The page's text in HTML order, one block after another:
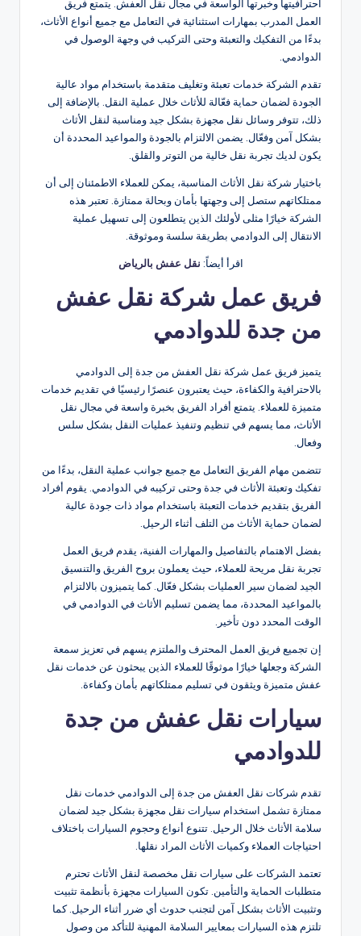
احترافيتها وخبرتها الواسعة في مجال نقل العفش. يتمتع فريق
العمل المدرب بمهارات استثنائية في التعامل مع جميع أنواع الأثاث،
بدءًا من التفكيك والتعبئة وحتى التركيب في وجهة الوصول في
الدوادمي.
تقدم الشركة خدمات تعبئة وتغليف متقدمة باستخدام مواد عالية
الجودة لضمان حماية فعّالة للأثاث خلال عملية النقل. بالإضافة إلى
ذلك، تتوفر وسائل نقل مجهزة بشكل جيد ومناسبة لنقل الأثاث
بشكل آمن وفعّال. يضمن الالتزام بالجودة والمواعيد المحددة أن
يكون لديك تجربة نقل خالية من التوتر والقلق.
باختيار شركة نقل الأثاث المناسبة، يمكن للعملاء الاطمئنان إلى أن
ممتلكاتهم ستصل إلى وجهتها بأمان وبحالة ممتازة. تعتبر هذه
الشركة خيارًا مثلى لأولئك الذين يتطلعون إلى تسهيل عملية
الانتقال إلى الدوادمي بطريقة سلسة وموثوقة.
اقرأ أيضاً: نقل عفش بالرياض
فريق عمل شركة نقل عفش
من جدة للدوادمي
يتميز فريق عمل شركة نقل العفش من جدة إلى الدوادمي
بالاحترافية والكفاءة، حيث يعتبرون عنصرًا رئيسيًا في تقديم خدمات
متميزة للعملاء. يتمتع أفراد الفريق بخبرة واسعة في مجال نقل
الأثاث، مما يسهم في تنظيم وتنفيذ عمليات النقل بشكل سلس
وفعال.
تتضمن مهام الفريق التعامل مع جميع جوانب عملية النقل، بدءًا من
تفكيك وتعبئة الأثاث في جدة وحتى تركيبه في الدوادمي. يقوم أفراد
الفريق بتقديم خدمات التعبئة باستخدام مواد ذات جودة عالية
لضمان حماية الأثاث من التلف أثناء الرحيل.
بفضل الاهتمام بالتفاصيل والمهارات الفنية، يقدم فريق العمل
تجربة نقل مريحة للعملاء، حيث يعملون بروح الفريق والتنسيق
الجيد لضمان سير العمليات بشكل فعّال. كما يتميزون بالالتزام
بالمواعيد المحددة، مما يضمن تسليم الأثاث في الدوادمي في
الوقت المحدد دون تأخير.
إن تجميع فريق العمل المحترف والملتزم يسهم في تعزيز سمعة
الشركة وجعلها خيارًا موثوقًا للعملاء الذين يبحثون عن خدمات نقل
عفش متميزة ويثقون في تسليم ممتلكاتهم بأمان وكفاءة.
سيارات نقل عفش من جدة
للدوادمي
تقدم شركات نقل العفش من جدة إلى الدوادمي خدمات نقل
ممتازة تشمل استخدام سيارات نقل مجهزة بشكل جيد لضمان
سلامة الأثاث خلال الرحيل. تتنوع أنواع وحجوم السيارات باختلاف
احتياجات العملاء وكميات الأثاث المراد نقلها.
تعتمد الشركات على سيارات نقل مخصصة لنقل الأثاث تحترم
متطلبات الحماية والتأمين. تكون السيارات مجهزة بأنظمة تثبيت
وتثبيت الأثاث بشكل آمن لتجنب حدوث أي ضرر أثناء الرحيل. كما
تلتزم هذه السيارات بمعايير السلامة المهنية للتأكد من وصول